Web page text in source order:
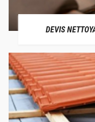
DEVIS